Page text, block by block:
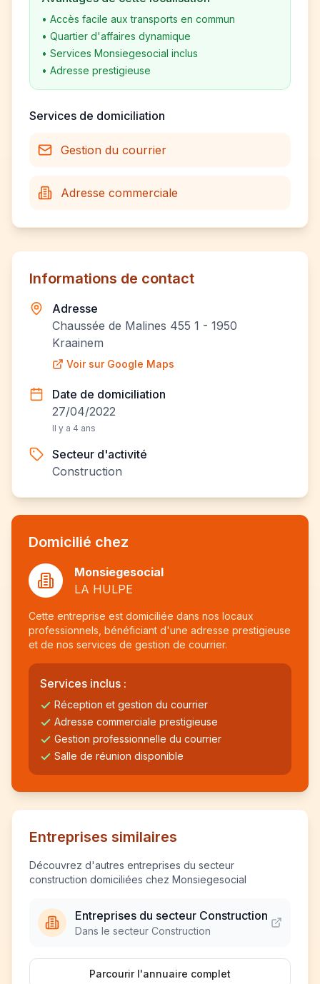
• Accès facile aux transports en commun
• Quartier d'affaires dynamique
• Services Monsiegesocial inclus
• Adresse prestigieuse
Services de domiciliation
Gestion du courrier
Adresse commerciale
Informations de contact
Adresse
Chaussée de Malines 455 1 - 1950
Kraainem
Voir sur Google Maps
Date de domiciliation
27/04/2022
Il y a 4 ans
Secteur d'activité
Construction
Domicilié chez
Monsiegesocial
LA HULPE
Cette entreprise est domiciliée dans nos locaux
professionnels, bénéficiant d'une adresse prestigieuse
et de nos services de gestion de courrier.
Services inclus :
Réception et gestion du courrier
Adresse commerciale prestigieuse
Gestion professionnelle du courrier
Salle de réunion disponible
Entreprises similaires
Découvrez d'autres entreprises du secteur
construction domiciliées chez Monsiegesocial
Entreprises du secteur Construction
Dans le secteur Construction
Parcourir l'annuaire complet